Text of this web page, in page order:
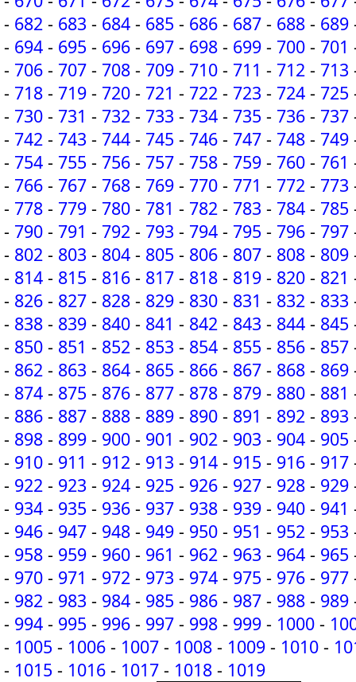
- 682 - 683 - 684 - 685 - 686 - 687 - 688 - 689
- 694 - 695 - 696 - 697 - 698 - 699 - 700 - 701
- 706 - 707 - 708 - 709 - 710 - 711 - 712 - 713
- 718 - 719 - 720 - 721 - 722 - 723 - 724 - 725
- 730 - 731 - 732 - 733 - 734 - 735 - 736 - 737
- 742 - 743 - 744 - 745 - 746 - 747 - 748 - 749
- 754 - 755 - 756 - 757 - 758 - 759 - 760 - 761
- 766 - 767 - 768 - 769 - 770 - 771 - 772 - 773
- 778 - 779 - 780 - 781 - 782 - 783 - 784 - 785
- 790 - 791 - 792 - 793 - 794 - 795 - 796 - 797
- 802 - 803 - 804 - 805 - 806 - 807 - 808 - 809
- 814 - 815 - 816 - 817 - 818 - 819 - 820 - 821
- 826 - 827 - 828 - 829 - 830 - 831 - 832 - 833
- 838 - 839 - 840 - 841 - 842 - 843 - 844 - 845
- 850 - 851 - 852 - 853 - 854 - 855 - 856 - 857
- 862 - 863 - 864 - 865 - 866 - 867 - 868 - 869
- 874 - 875 - 876 - 877 - 878 - 879 - 880 - 881
- 886 - 887 - 888 - 889 - 890 - 891 - 892 - 893
- 898 - 899 - 900 - 901 - 902 - 903 - 904 - 905
- 910 - 911 - 912 - 913 - 914 - 915 - 916 - 917
- 922 - 923 - 924 - 925 - 926 - 927 - 928 - 929
- 934 - 935 - 936 - 937 - 938 - 939 - 940 - 941
- 946 - 947 - 948 - 949 - 950 - 951 - 952 - 953
- 958 - 959 - 960 - 961 - 962 - 963 - 964 - 965
- 970 - 971 - 972 - 973 - 974 - 975 - 976 - 977
- 982 - 983 - 984 - 985 - 986 - 987 - 988 - 989
- 994 - 995 - 996 - 997 - 998 - 999 - 1000 -
- 1005 - 1006 - 1007 - 1008 - 1009 - 1010 -
- 1015 - 1016 - 1017 - 1018 - 1019